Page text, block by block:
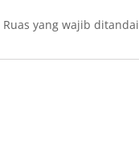
Ruas yang wajib ditandai